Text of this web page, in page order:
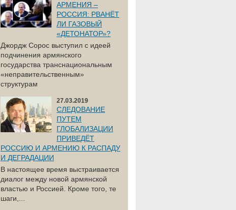
АРМЕНИЯ –
РОССИЯ: РВАНЁТ
ЛИ ГАЗОВЫЙ
«ДЕТОНАТОР»?
Джордж Сорос выступил с идеей
подчинения армянского
государства транснациональным
«неправительственным»
структурам
27.03.2019
СЛЕДОВАНИЕ
ПУТЕМ
ГЛОБАЛИЗАЦИИ
ПРИВЕДЁТ
РОССИЮ И АРМЕНИЮ К РАСПАДУ
И ДЕГРАДАЦИИ
В настоящее время выстраивается
диалог между новой армянской
властью и Россией. Кроме того, те
шаги,...